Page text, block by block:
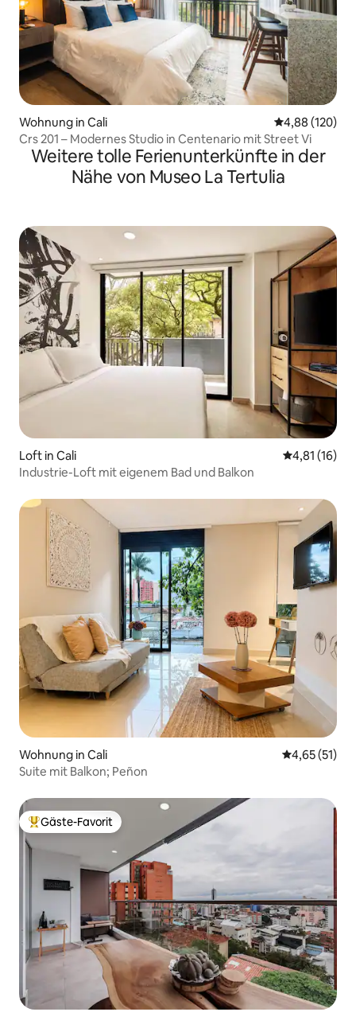
Wohnung in Cali
4,88 (120)
Crs 201 – Modernes Studio in Centenario mit Street Vi
Weitere tolle Ferienunterkünfte in der
Nähe von Museo La Tertulia
Loft in Cali
4,81 (16)
Industrie-Loft mit eigenem Bad und Balkon
Wohnung in Cali
4,65 (51)
Suite mit Balkon; Peñon
Beliebter Gäste-Favorit.
Gäste-Favorit